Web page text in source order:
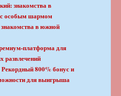
знакомства в
с особым шармом
в южной
платформа для
развлечений
800% бонус и
для выигрыша